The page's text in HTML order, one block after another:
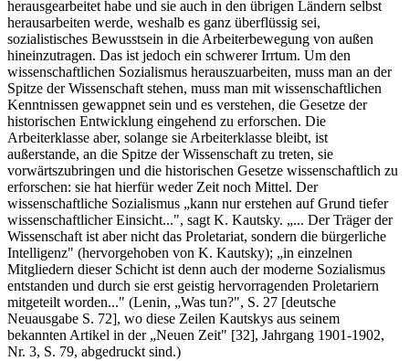
herausgearbeitet habe und sie auch in den übrigen Ländern selbst
herausarbeiten werde, weshalb es ganz überflüssig sei,
sozialistisches Bewusstsein in die Arbeiterbewegung von außen
hineinzutragen. Das ist jedoch ein schwerer Irrtum. Um den
wissenschaftlichen Sozialismus herauszuarbeiten, muss man an der
Spitze der Wissenschaft stehen, muss man mit wissenschaftlichen
Kenntnissen gewappnet sein und es verstehen, die Gesetze der
historischen Entwicklung eingehend zu erforschen. Die
Arbeiterklasse aber, solange sie Arbeiterklasse bleibt, ist
außerstande, an die Spitze der Wissenschaft zu treten, sie
vorwärtszubringen und die historischen Gesetze wissenschaftlich zu
erforschen: sie hat hierfür weder Zeit noch Mittel. Der
wissenschaftliche Sozialismus „kann nur erstehen auf Grund tiefer
wissenschaftlicher Einsicht...", sagt K. Kautsky. „... Der Träger der
Wissenschaft ist aber nicht das Proletariat, sondern die bürgerliche
Intelligenz" (hervorgehoben von K. Kautsky); „in einzelnen
Mitgliedern dieser Schicht ist denn auch der moderne Sozialismus
entstanden und durch sie erst geistig hervorragenden Proletariern
mitgeteilt worden..." (Lenin, „Was tun?", S. 27 [deutsche
Neuausgabe S. 72], wo diese Zeilen Kautskys aus seinem
bekannten Artikel in der „Neuen Zeit" [32], Jahrgang 1901-1902,
Nr. 3, S. 79, abgedruckt sind.)